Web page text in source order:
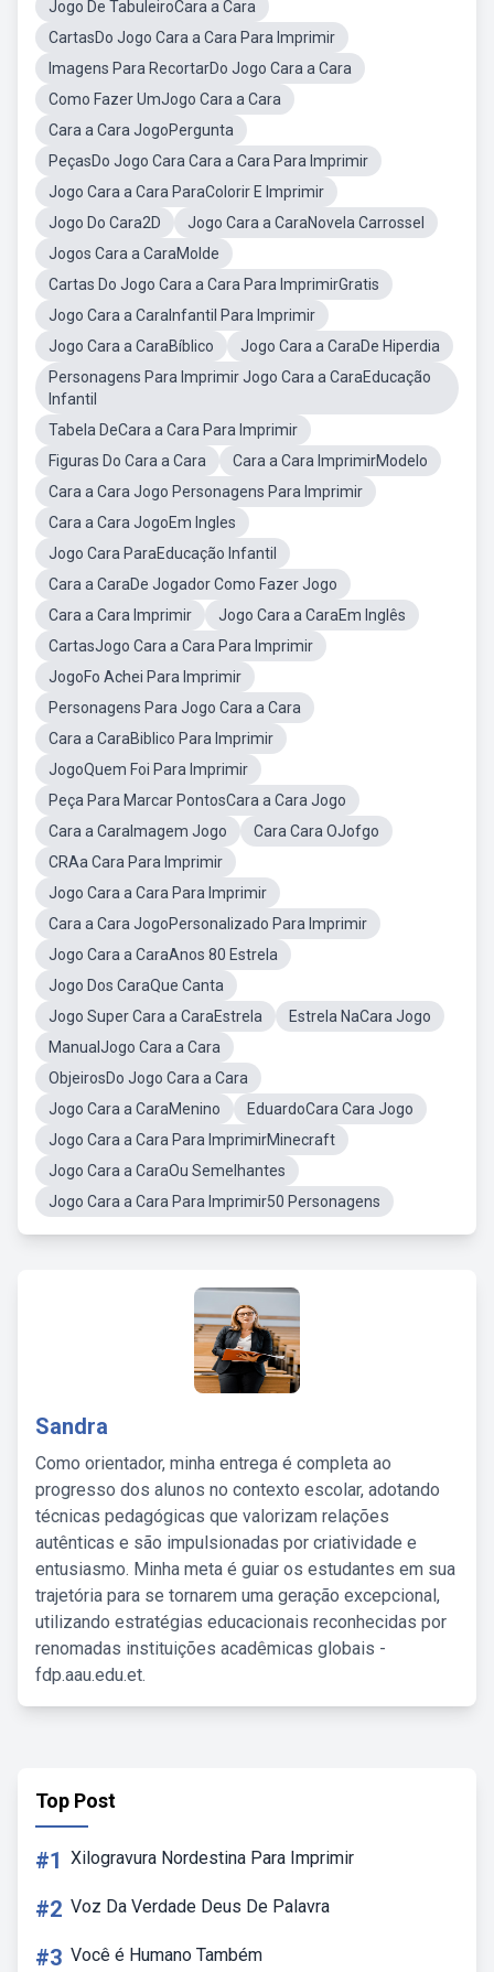
Jogo De TabuleiroCara a Cara
CartasDo Jogo Cara a Cara Para Imprimir
Imagens Para RecortarDo Jogo Cara a Cara
Como Fazer UmJogo Cara a Cara
Cara a Cara JogoPergunta
PeçasDo Jogo Cara Cara a Cara Para Imprimir
Jogo Cara a Cara ParaColorir E Imprimir
Jogo Do Cara2D
Jogo Cara a CaraNovela Carrossel
Jogos Cara a CaraMolde
Cartas Do Jogo Cara a Cara Para ImprimirGratis
Jogo Cara a CaraInfantil Para Imprimir
Jogo Cara a CaraBíblico
Jogo Cara a CaraDe Hiperdia
Personagens Para Imprimir Jogo Cara a CaraEducação
Infantil
Tabela DeCara a Cara Para Imprimir
Figuras Do Cara a Cara
Cara a Cara ImprimirModelo
Cara a Cara Jogo Personagens Para Imprimir
Cara a Cara JogoEm Ingles
Jogo Cara ParaEducação Infantil
Cara a CaraDe Jogador Como Fazer Jogo
Cara a Cara Imprimir
Jogo Cara a CaraEm Inglês
CartasJogo Cara a Cara Para Imprimir
JogoFo Achei Para Imprimir
Personagens Para Jogo Cara a Cara
Cara a CaraBiblico Para Imprimir
JogoQuem Foi Para Imprimir
Peça Para Marcar PontosCara a Cara Jogo
Cara a CaraImagem Jogo
Cara Cara OJofgo
CRAa Cara Para Imprimir
Jogo Cara a Cara Para Imprimir
Cara a Cara JogoPersonalizado Para Imprimir
Jogo Cara a CaraAnos 80 Estrela
Jogo Dos CaraQue Canta
Jogo Super Cara a CaraEstrela
Estrela NaCara Jogo
ManualJogo Cara a Cara
ObjeirosDo Jogo Cara a Cara
Jogo Cara a CaraMenino
EduardoCara Cara Jogo
Jogo Cara a Cara Para ImprimirMinecraft
Jogo Cara a CaraOu Semelhantes
Jogo Cara a Cara Para Imprimir50 Personagens
Sandra
Como orientador, minha entrega é completa ao
progresso dos alunos no contexto escolar, adotando
técnicas pedagógicas que valorizam relações
autênticas e são impulsionadas por criatividade e
entusiasmo. Minha meta é guiar os estudantes em sua
trajetória para se tornarem uma geração excepcional,
utilizando estratégias educacionais reconhecidas por
renomadas instituições acadêmicas globais -
fdp.aau.edu.et.
Top Post
#1 Xilogravura Nordestina Para Imprimir
#2 Voz Da Verdade Deus De Palavra
#3 Você é Humano Também